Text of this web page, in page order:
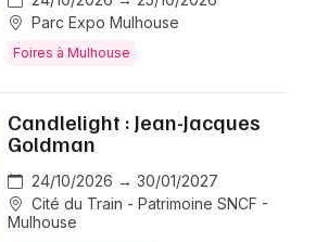
Parc Expo Mulhouse
Foires à Mulhouse
Candlelight : Jean-Jacques
Goldman
24/10/2026 → 30/01/2027
Cité du Train - Patrimoine SNCF -
Mulhouse